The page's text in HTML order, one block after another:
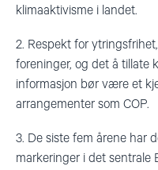
klimaaktivisme i landet.
2. Respekt for
foreninger, og det å tillate
informasjon bør være et
arrangementer som COP.
3. De siste fem årene har
markeringer i det sentrale